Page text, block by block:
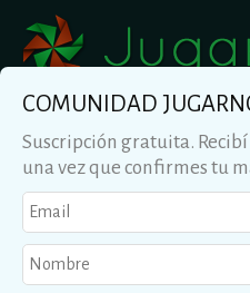
COMUNIDAD
Suscripción gratuita. Recibí
una vez que confirmes tu